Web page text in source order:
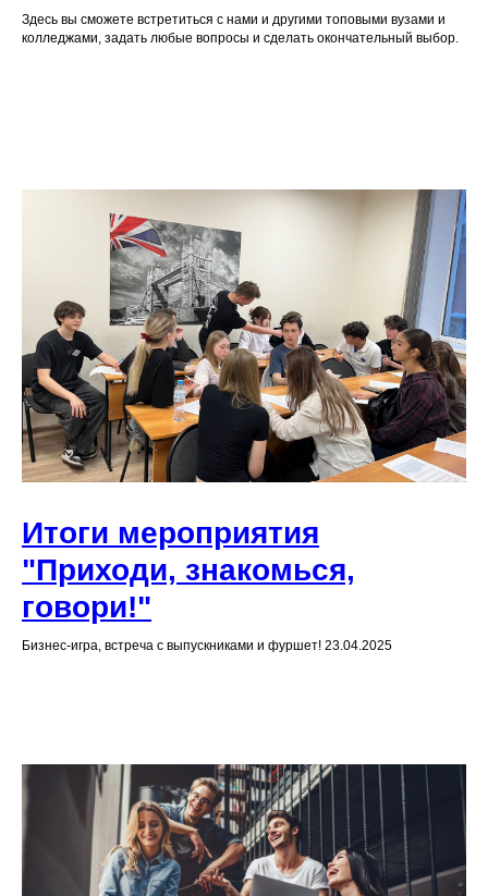
Здесь вы сможете встретиться с нами и другими топовыми вузами и
колледжами, задать любые вопросы и сделать окончательный выбор.
Итоги мероприятия
"Приходи, знакомься,
говори!"
Бизнес-игра, встреча с выпускниками и фуршет! 23.04.2025